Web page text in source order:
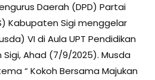
Daerah (DPD) Partai
Kabupaten Sigi menggelar
VI di Aula UPT Pendidikan
Ahad (7/9/2025). Musda
“ Kokoh Bersama Majukan